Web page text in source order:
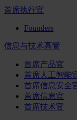
首席执行官
Founders
信息与技术高管
首席产品官
首席人工智能
首席信息安全
首席信息官
首席技术官